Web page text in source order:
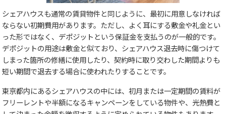
シェアハウスも通常の賃貸物件と同じように、最初に用意しなければ
ならない初期費用があります。ただし、よく耳にする敷金や礼金とい
った形ではなく、デポジットという保証金を支払うのが一般的です。
デポジットの用途は敷金と似ており、シェアハウス退去時に傷つけて
しまった箇所の修繕に使用したり、契約時に取り交わした期間よりも
短い期間で退去する場合に使われたりすることです。
東京都内にあるシェアハウスの中には、初月または一定期間の賃料が
フリーレントや半額になるキャンペーンをしている物件や、光熱費と